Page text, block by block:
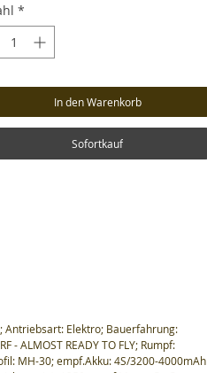
*
In den Warenkorb
Sofortkauf
Antriebsart: Elektro; Bauerfahrung:
- ALMOST READY TO FLY; Rumpf:
MH-30; empf.Akku: 4S/3200-4000mAh